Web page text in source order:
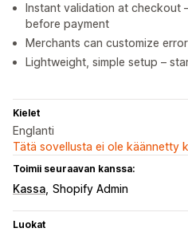
Instant validation at checkout
before payment
Merchants can customize
Lightweight, simple setup –
Kielet
Englanti
Tätä sovellusta ei ole käännetty
Toimii seuraavan kanssa:
Kassa Shopify Admin
Luokat